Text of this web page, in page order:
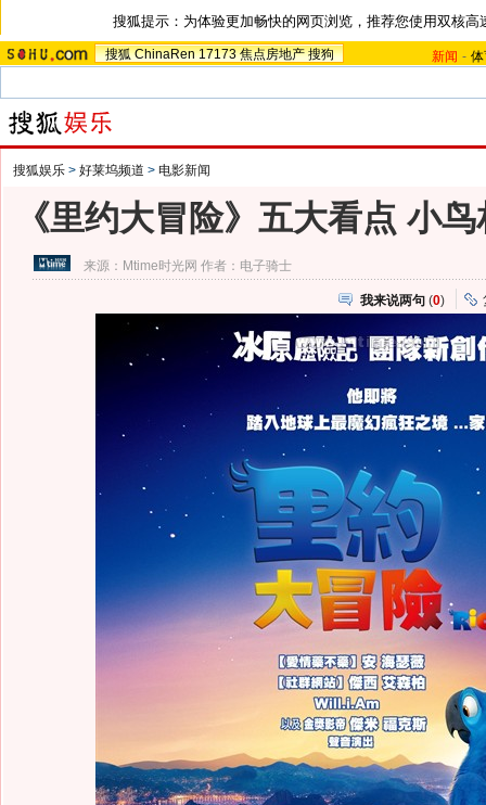
搜狐提示：为体验更加畅快的网页浏览，推荐您使用双核高
搜狐 ChinaRen 17173 焦点房地产 搜狗 新闻 -
搜狐娱乐 > 好莱坞频道 > 电影新闻
《里约大冒险》五大看点 小
来源： Mtime时光网 作者：电子骑士
我来说两句 (0)